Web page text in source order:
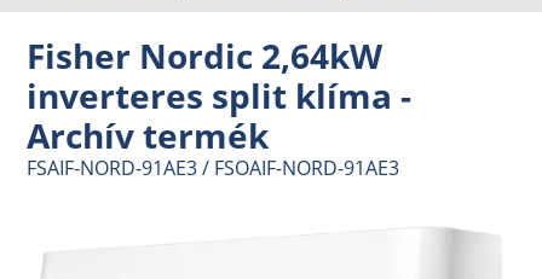
Fisher Nordic 2,64kW
inverteres split klíma -
Archív termék
FSAIF-NORD-91AE3 / FSOAIF-NORD-91AE3